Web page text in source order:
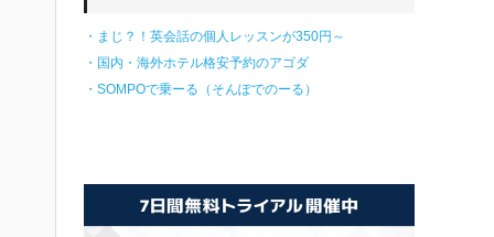
・まじ？！英会話の個人レッスンが350円～
・国内・海外ホテル格安予約のアゴダ
・SOMPOで乗ーる（そんぽでのーる）